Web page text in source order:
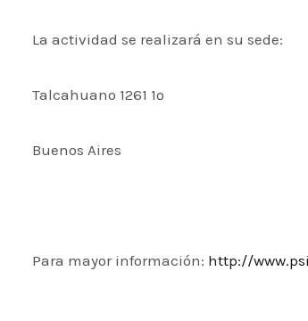
La actividad se realizará en su sede:
Talcahuano 1261 1º
Buenos Aires
Para mayor información: http://